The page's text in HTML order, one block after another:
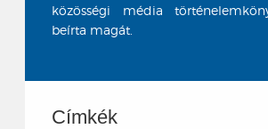
közösségi média
beírta magát.
Címkék